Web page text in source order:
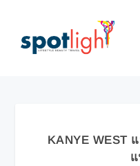
KANYE WEST